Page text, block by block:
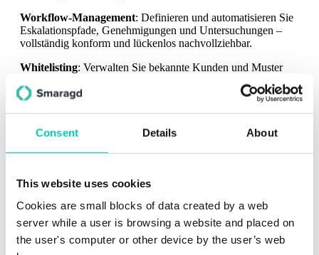
Consent Details About
This website uses cookies
Cookies are small blocks of data created by a web
server while a user is browsing a website and placed on
the user's computer or other device by the user’s web
Workflow-Management: Definieren und automatisieren Sie
Eskalationspfade, Genehmigungen und Untersuchungen –
vollständig konform und lückenlos nachvollziehbar.
Whitelisting: Verwalten Sie bekannte Kunden und Muster
reduzieren.
360°-Kundenansicht: Greifen Sie auf alle relevanten Daten,
Warnmeldungen und Fallhistorien in einem zentralen Profil
verdächtige Aktivitäten direkt im System – bereit für die
Dynamische Schwellenwertberechnung : Die adaptive,
statistikbasierte Berechnung von Schwellenwerten
gewährleistet eine intelligentere Abstimmung über